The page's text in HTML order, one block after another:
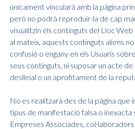
únicament vincularà amb la pàgina
però no podrà reproduir-la de cap
visualitzin els continguts del Lloc
al mateix, aquests continguts aliens
confusió o engany en els Usuaris
seus continguts, ni suposar un acte
deslleial o un aprofitament de la
No es realitzarà des de la pàgina que
tipus de manifestació falsa o inexacta
Empreses Associades,